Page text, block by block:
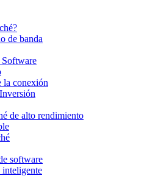
de banda
la conexión
de alto rendimiento
software
inteligente